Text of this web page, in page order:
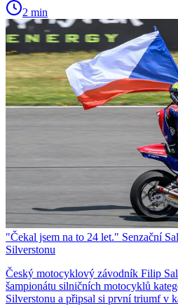
2 min
"Čekal jsem na to 24 let." Senzační
Silverstonu
Český motocyklový závodník Filip
šampionátu silničních motocyklů
Silverstonu a připsal si první triumf v